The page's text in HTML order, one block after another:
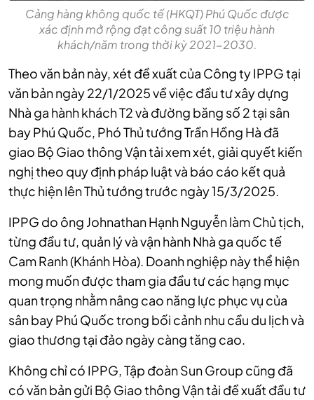
Cảng hàng không quốc tế (HKQT) Phú Quốc được
xác định mở rộng đạt công suất 10 triệu hành
khách/năm trong thời kỳ 2021-2030.
Theo văn bản này, xét đề xuất của Công ty IPPG tại
văn bản ngày 22/1/2025 về việc đầu tư xây dựng
Nhà ga hành khách T2 và đường băng số 2 tại sân
bay Phú Quốc, Phó Thủ tướng Trần Hồng Hà đã
giao Bộ Giao thông Vận tải xem xét, giải quyết kiến
nghị theo quy định pháp luật và báo cáo kết quả
thực hiện lên Thủ tướng trước ngày 15/3/2025.
IPPG do ông Johnathan Hạnh Nguyễn làm Chủ tịch,
từng đầu tư, quản lý và vận hành Nhà ga quốc tế
Cam Ranh (Khánh Hòa). Doanh nghiệp này thể hiện
mong muốn được tham gia đầu tư các hạng mục
quan trọng nhằm nâng cao năng lực phục vụ của
sân bay Phú Quốc trong bối cảnh nhu cầu du lịch và
giao thương tại đảo ngày càng tăng cao.
Không chỉ có IPPG, Tập đoàn Sun Group cũng đã
có văn bản gửi Bộ Giao thông Vận tải đề xuất đầu tư